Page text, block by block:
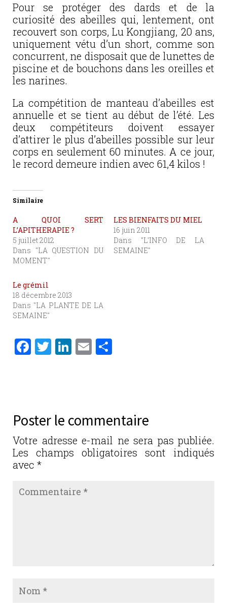
Pour se protéger des dards et de la
curiosité des abeilles qui, lentement, ont
recouvert son corps, Lu Kongjiang, 20 ans,
uniquement vétu d’un short, comme son
concurrent, ne disposait que de lunettes de
piscine et de bouchons dans les oreilles et
les narines.
La compétition de manteau d’abeilles est
annuelle et se tient au début de l’été. Les
deux compétiteurs doivent essayer
d’attirer le plus d’abeilles possible sur leur
corps en seulement 60 minutes. A ce jour,
le record demeure indien avec 61,4 kilos !
Similaire
A QUOI SERT
L’APITHERAPIE ?
5 juillet 2012
Dans "LA QUESTION DU
MOMENT"
LES BIENFAITS DU MIEL
16 juin 2011
Dans "L'INFO DE LA
SEMAINE"
Le grémil
18 décembre 2013
Dans "LA PLANTE DE LA
SEMAINE"
F
b
o
o
k
T
r
Li
n
E
er
Poster le commentaire
Votre adresse e-mail ne sera pas publiée.
Les champs obligatoires sont indiqués
avec *